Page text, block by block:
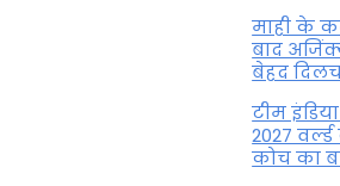
माही के
बाद
बेहद
टीम
2027
कोच का